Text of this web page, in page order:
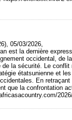
05/03/2026,
est la dernière
occidental, de
de la sécurité. Le
étatsunienne et
En
que la confrontation